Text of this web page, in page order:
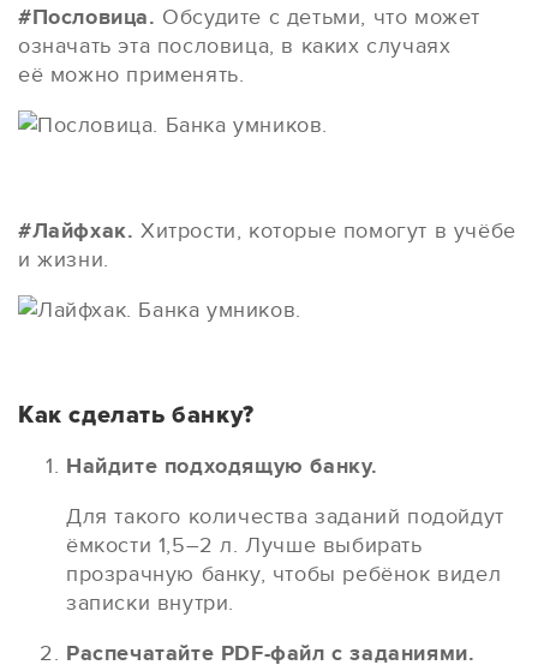
#Пословица. Обсудите с детьми, что может
означать эта пословица, в каких случаях
её можно применять.
#Лайфхак. Хитрости, которые помогут в учёбе
и жизни.
Как сделать банку?
Найдите подходящую банку.
Для такого количества заданий подойдут
ёмкости 1,5–2 л. Лучше выбирать
прозрачную банку, чтобы ребёнок видел
записки внутри.
Распечатайте PDF-файл с заданиями.